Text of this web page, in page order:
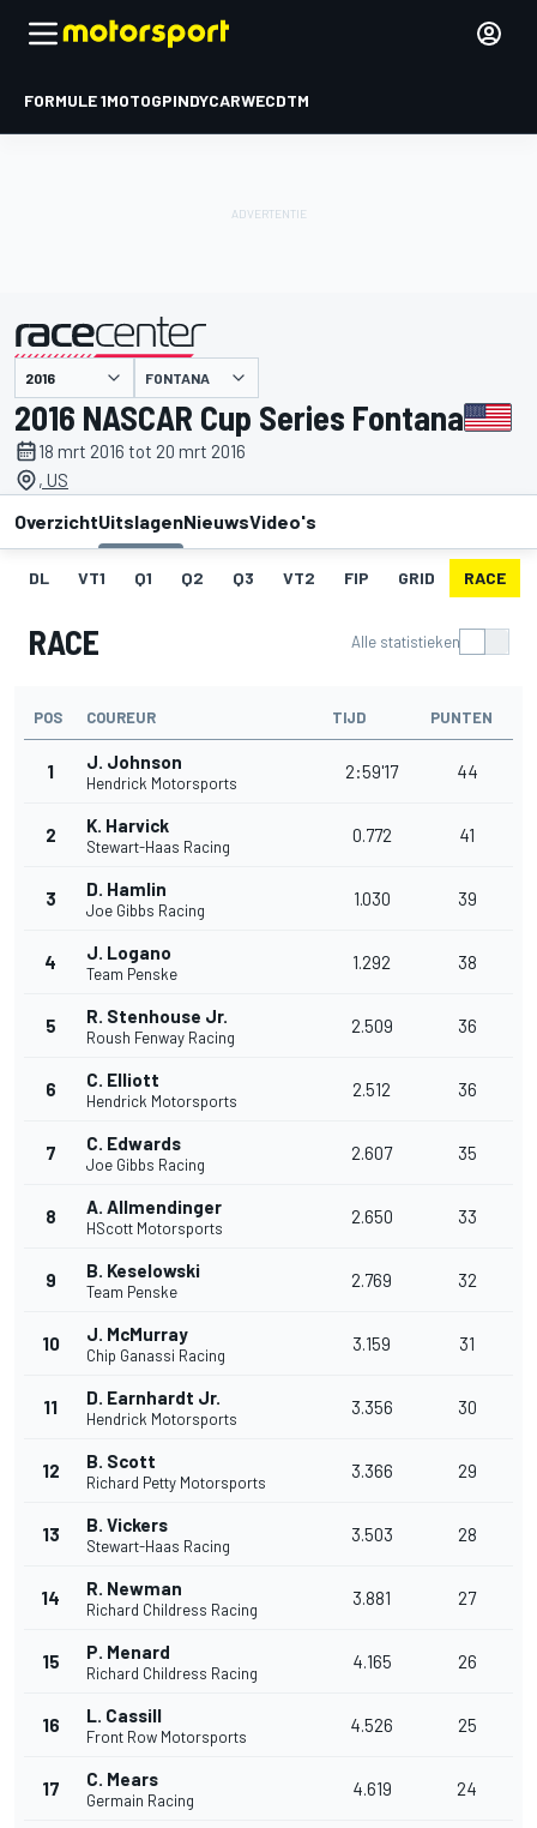
FORMULE 1MOTOGPINDYCARWECDTM
gepresenteerd door FONTANA
2016 NASCAR Cup Series Fontana
18 mrt 2016 tot 20 mrt 2016
, US
OverzichtUitslagenNieuwsVideo's
DL VT1 Q1 Q2 Q3 VT2 FIP GRID RACE
RACE Alle statistieken
POS COUREUR TIJD PUNTEN
1 J. Johnson
Hendrick Motorsports
2:59'17 44
2 K. Harvick
Stewart-Haas Racing
0.772 41
3 D. Hamlin
Joe Gibbs Racing
1.030 39
4 J. Logano
Team Penske
1.292 38
5 R. Stenhouse Jr.
Roush Fenway Racing
2.509 36
6 C. Elliott
Hendrick Motorsports
2.512 36
7 C. Edwards
Joe Gibbs Racing
2.607 35
8 A. Allmendinger
HScott Motorsports
2.650 33
9 B. Keselowski
Team Penske
2.769 32
10 J. McMurray
Chip Ganassi Racing
3.159 31
11 D. Earnhardt Jr.
Hendrick Motorsports
3.356 30
12 B. Scott
Richard Petty Motorsports
3.366 29
13 B. Vickers
Stewart-Haas Racing
3.503 28
14 R. Newman
Richard Childress Racing
3.881 27
15 P. Menard
Richard Childress Racing
4.165 26
16 L. Cassill
Front Row Motorsports
4.526 25
17 C. Mears
Germain Racing
4.619 24